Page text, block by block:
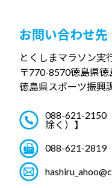
お問い合わせ先
とくしまマラソン実
〒770-8570徳島県徳
徳島県スポーツ振興
088-621-2150
除く）】
088-621-2819